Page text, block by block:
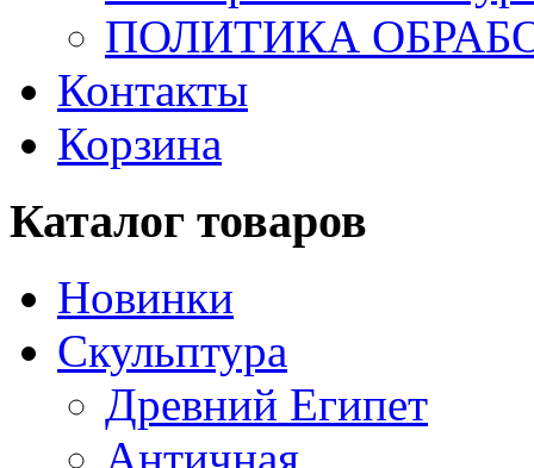
ПОЛИТИКА
Контакты
Корзина
Каталог товаров
Новинки
Скульптура
Древний Египет